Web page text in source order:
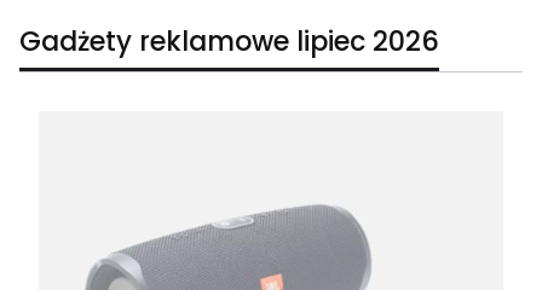
Gadżety reklamowe lipiec 2026